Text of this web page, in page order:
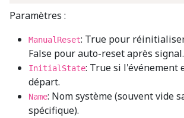
Paramètres :
ManualReset: True pour
False pour auto-reset après signal.
InitialState: True si l'événement
départ.
Name: Nom système (souvent vide
spécifique).